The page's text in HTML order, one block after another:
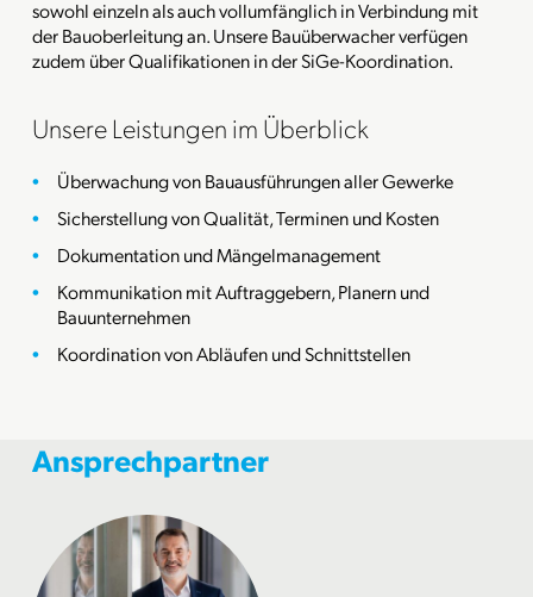
sowohl einzeln als auch vollumfänglich in Verbindung mit
der Bauoberleitung an. Unsere Bauüberwacher verfügen
zudem über Qualifikationen in der SiGe-Koordination.
Unsere Leistungen im Überblick
Überwachung von Bauausführungen aller Gewerke
Sicherstellung von Qualität, Terminen und Kosten
Dokumentation und Mängelmanagement
Kommunikation mit Auftraggebern, Planern und
Bauunternehmen
Koordination von Abläufen und Schnittstellen
Ansprechpartner